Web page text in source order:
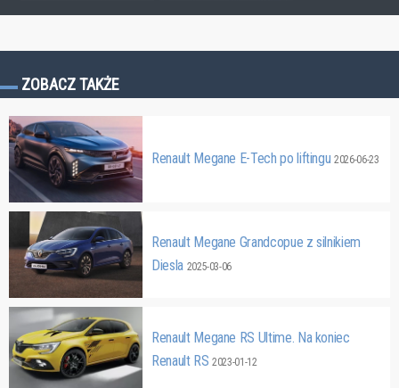
ZOBACZ TAKŻE
Renault Megane E-Tech po liftingu2026-06-23
Renault Megane Grandcopue z silnikiem
Diesla 2025-03-06
Renault Megane RS Ultime. Na koniec
Renault RS2023-01-12